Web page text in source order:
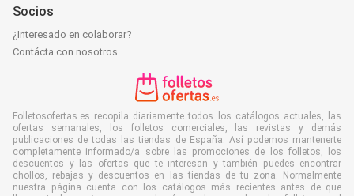
Socios
¿Interesado en colaborar?
Contácta con nosotros
Folletosofertas.es recopila diariamente todos los catálogos actuales, las
ofertas semanales, los folletos comerciales, las revistas y demás
publicaciones de todas las tiendas de España. Así podemos mantenerte
completamente informado/a sobre las promociones de los folletos, los
descuentos y las ofertas que te interesan y también puedes encontrar
chollos, rebajas y descuentos en las tiendas de tu zona. Normalmente
nuestra página cuenta con los catálogos más recientes antes de que